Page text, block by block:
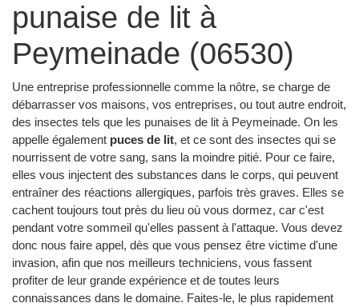
punaise de lit à
Peymeinade (06530)
Une entreprise professionnelle comme la nôtre, se charge de
débarrasser vos maisons, vos entreprises, ou tout autre endroit,
des insectes tels que les punaises de lit à Peymeinade. On les
appelle également puces de lit, et ce sont des insectes qui se
nourrissent de votre sang, sans la moindre pitié. Pour ce faire,
elles vous injectent des substances dans le corps, qui peuvent
entraîner des réactions allergiques, parfois très graves. Elles se
cachent toujours tout près du lieu où vous dormez, car c'est
pendant votre sommeil qu'elles passent à l'attaque. Vous devez
donc nous faire appel, dès que vous pensez être victime d'une
invasion, afin que nos meilleurs techniciens, vous fassent
profiter de leur grande expérience et de toutes leurs
connaissances dans le domaine. Faites-le, le plus rapidement